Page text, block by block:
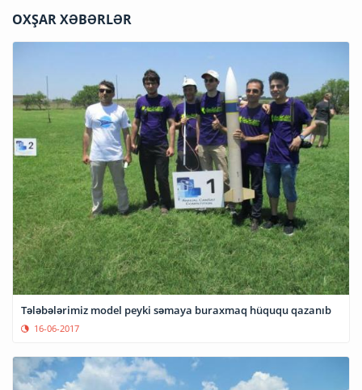
OXŞAR XƏBƏRLƏR
Tələbələrimiz model peyki səmaya buraxmaq hüququ qazanıb
16-06-2017